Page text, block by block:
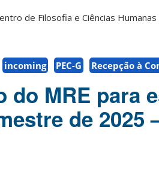
de Filosofia e Ciências
incoming PEC-G Recepção à
do MRE para
de 2025